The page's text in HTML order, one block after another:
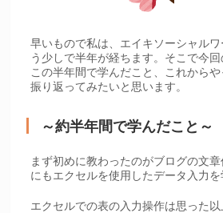
早いもので私は、エイキソーシャル
う少しで半年が経ちます。そこで今
この半年間で学んだこと、これから
振り返ってみたいと思います。
～約半年間で学んだこと～
まず初めに教わったのがブログの文
にもエクセルを使用したデータ入力を
エクセルでの表の入力操作は思った